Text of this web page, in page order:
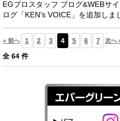
EGプロスタッフ ブログ&WEBサ
ログ「KEN’s VOICE」を追加しま
« 前へ 1 2 3 4 5 6 7 次へ
全 64 件